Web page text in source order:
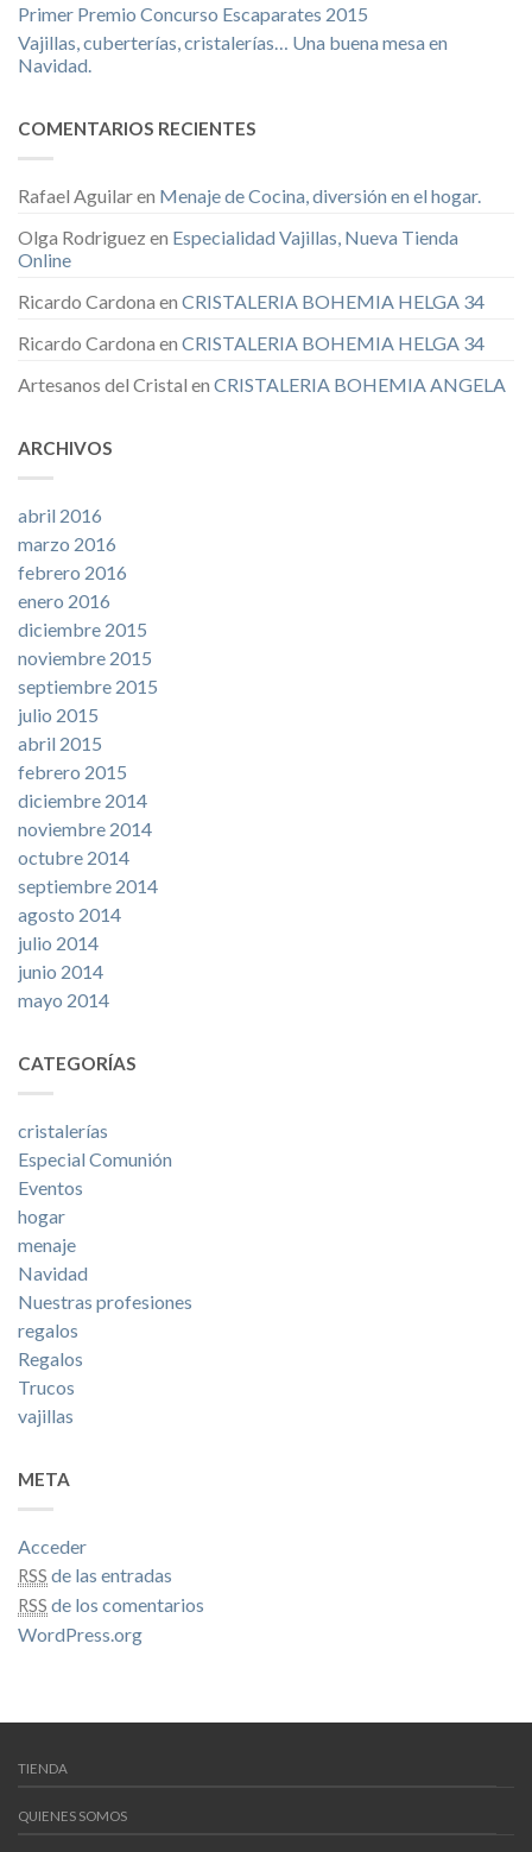
Primer Premio Concurso Escaparates 2015
Vajillas, cuberterías, cristalerías… Una buena mesa en
Navidad.
COMENTARIOS RECIENTES
Rafael Aguilaren Menaje de Cocina, diversión en el hogar.
Olga Rodriguez en Especialidad Vajillas, Nueva Tienda
Online
Ricardo Cardona en CRISTALERIA BOHEMIA HELGA 34
Ricardo Cardona en CRISTALERIA BOHEMIA HELGA 34
Artesanos del Cristal en CRISTALERIA BOHEMIA ANGELA
ARCHIVOS
abril 2016
marzo 2016
febrero 2016
enero 2016
diciembre 2015
noviembre 2015
septiembre 2015
julio 2015
abril 2015
febrero 2015
diciembre 2014
noviembre 2014
octubre 2014
septiembre 2014
agosto 2014
julio 2014
junio 2014
mayo 2014
CATEGORÍAS
cristalerías
Especial Comunión
Eventos
hogar
menaje
Navidad
Nuestras profesiones
regalos
Regalos
Trucos
vajillas
META
Acceder
RSS de las entradas
RSS de los comentarios
WordPress.org
TIENDA
QUIENES SOMOS